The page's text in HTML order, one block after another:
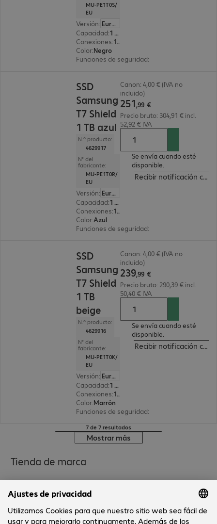
MU-PE1T0S/
EU
Versión:
Europa
Capacidad:
1 TB
Conexiones: 1x USB 3.2 tipo C
Color:Negro
Funciones de seguridad:
SSD
Samsung
T7 Shield
1 TB azul
N.º producto:
4629917
N° del
fabricante:
MU-PE1T0R/
EU
Versión:
Europa
Capacidad:
1 TB
Conexiones: 1x USB 3.2 tipo C
Color:Azul
Funciones de seguridad:
Canon: 4,00 € (IVA no
incluido)
251,99 €
Precio bruto: 304,91 € incl.
52,92 € IVA
Se envía cuando esté
disponible.
Recibir notificación
SSD
Samsung
T7 Shield
1 TB
beige
N.º producto:
4629916
N° del
fabricante:
MU-PE1T0K/
EU
Versión:
Europa
Capacidad:
1 TB
Conexiones: 1x USB 3.2 tipo C
Color:Marrón
Funciones de seguridad:
Canon: 4,00 € (IVA no
incluido)
239,99 €
Precio bruto: 290,39 € incl.
50,40 € IVA
Se envía cuando esté
disponible.
Recibir notificación
7 de 7 resultados
Mostrar más
Tienda de marca